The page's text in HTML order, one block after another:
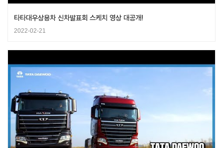
타타대우상용차 신차발표회 스케치 영상 대공개!
2022-02-21